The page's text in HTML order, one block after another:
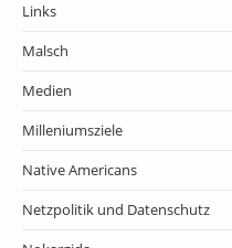
Links
Malsch
Medien
Milleniumsziele
Native Americans
Netzpolitik und Datenschutz